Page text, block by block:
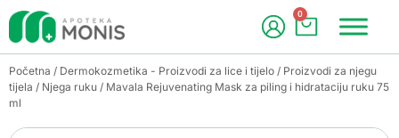
0
Početna / Dermokozmetika - Proizvodi za lice i tijelo / Proizvodi za njegu
tijela / Njega ruku / Mavala Rejuvenating Mask za piling i hidrataciju ruku 75
ml